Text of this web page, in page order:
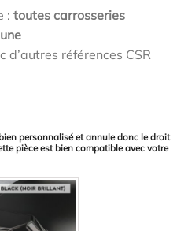
: toutes carrosseries
d’autres références CSR
personnalisé et annule donc le droit
pièce est bien compatible avec votre